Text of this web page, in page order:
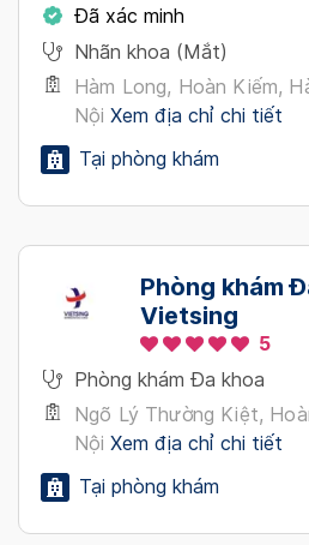
Đã xác minh
Nhãn khoa (Mắt)
Hàm Long, Hoàn Kiếm,
Nội Xem địa chỉ chi tiết
Tại phòng khám
Phòng khám
Vietsing
5
Phòng khám Đa khoa
Ngõ Lý Thường Kiệt,
Nội Xem địa chỉ chi tiết
Tại phòng khám